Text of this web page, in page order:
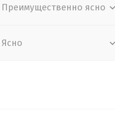
Преимущественно ясно
Ясно